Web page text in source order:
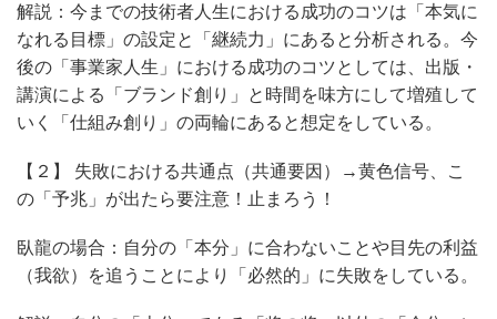
解説：今までの技術者人生における成功のコツは「本気に
なれる目標」の設定と「継続力」にあると分析される。今
後の「事業家人生」における成功のコツとしては、出版・
講演による「ブランド創り」と時間を味方にして増殖して
いく「仕組み創り」の両輪にあると想定をしている。
【２】 失敗における共通点（共通要因）→黄色信号、こ
の「予兆」が出たら要注意！止まろう！
臥龍の場合：自分の「本分」に合わないことや目先の利益
（我欲）を追うことにより「必然的」に失敗をしている。